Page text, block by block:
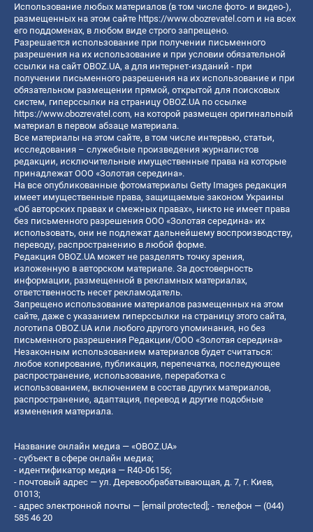
Использование любых материалов (в том числе фото- и видео-),
размещенных на этом сайте https://www.obozrevatel.com и на всех
его поддоменах, в любом виде строго запрещено.
Разрешается использование при получении письменного
разрешения на их использование и при условии обязательной
ссылки на сайт OBOZ.UA, а для интернет-изданий - при
получении письменного разрешения на их использование и при
обязательном размещении прямой, открытой для поисковых
систем, гиперссылки на страницу OBOZ.UA по ссылке
https://www.obozrevatel.com, на которой размещен оригинальный
материал в первом абзаце материала.
Все материалы на этом сайте, в том числе интервью, статьи,
исследования – служебные произведения журналистов
редакции, исключительные имущественные права на которые
принадлежат ООО «Золотая середина».
На все опубликованные фотоматериалы Getty Images редакция
имеет имущественные права, защищаемые законом Украины
«Об авторских правах и смежных правах», никто не имеет права
без письменного разрешения ООО «Золотая середина» их
использовать, они не подлежат дальнейшему воспроизводству,
переводу, распространению в любой форме.
Редакция OBOZ.UA может не разделять точку зрения,
изложенную в авторском материале. За достоверность
информации, размещенной в рекламных материалах,
ответственность несет рекламодатель.
Запрещено использование материалов размещенных на этом
сайте, даже с указанием гиперссылки на страницу этого сайта,
логотипа OBOZ.UA или любого другого упоминания, но без
письменного разрешения Редакции/ООО «Золотая середина»
Незаконным использованием материалов будет считаться:
любое копирование, публикация, перепечатка, последующее
распространение, использование, переработка с
использованием, включением в состав других материалов,
распространение, адаптация, перевод и другие подобные
изменения материала.
Название онлайн медиа — «OBOZ.UA»
- субъект в сфере онлайн медиа;
- идентификатор медиа — R40-06156;
- почтовый адрес — ул. Деревообрабатывающая, д. 7, г. Киев,
01013;
- адрес электронной почты — [email protected]; - телефон — (044)
585 46 20